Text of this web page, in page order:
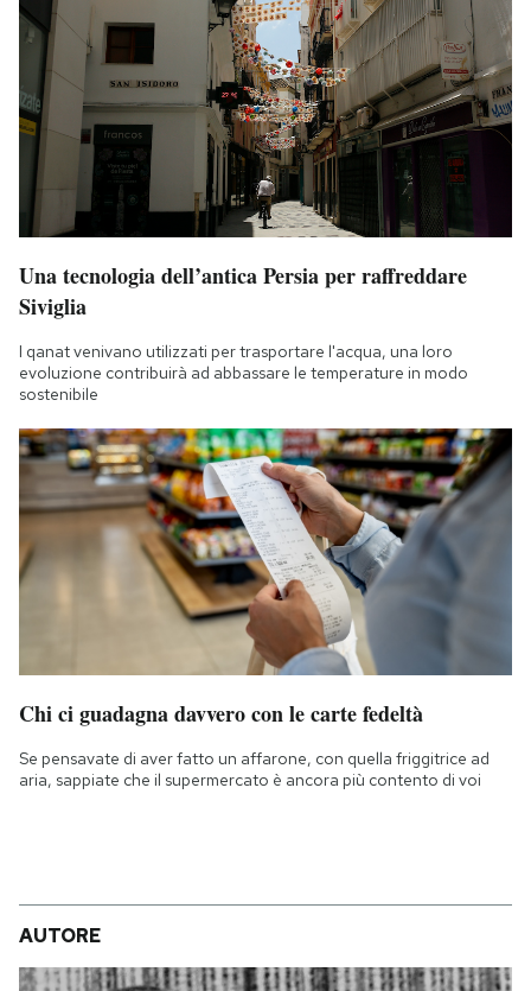
Una tecnologia dell’antica Persia per raffreddare
Siviglia
I qanat venivano utilizzati per trasportare l'acqua, una loro
evoluzione contribuirà ad abbassare le temperature in modo
sostenibile
Chi ci guadagna davvero con le carte fedeltà
Se pensavate di aver fatto un affarone, con quella friggitrice ad
aria, sappiate che il supermercato è ancora più contento di voi
AUTORE